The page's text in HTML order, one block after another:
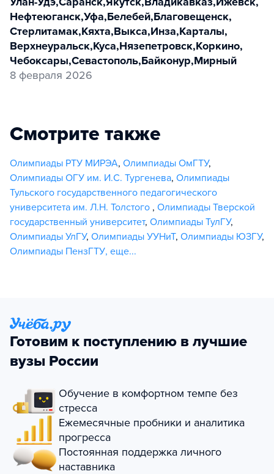
Нефтеюганск,Уфа,Белебей,Благовещенск,
Стерлитамак,Кяхта,Выкса,Инза,Карталы,
Верхнеуральск,Куса,Нязепетровск,Коркино,
Чебоксары,Севастополь,Байконур,Мирный
8 февраля 2026
Смотрите также
Олимпиады РТУ МИРЭА, Олимпиады ОмГТУ,
Олимпиады ОГУ им. И.С. Тургенева, Олимпиады
Тульского государственного педагогического
университета им. Л.Н. Толстого , Олимпиады Тверской
государственный университет, Олимпиады ТулГУ,
Олимпиады УлГУ, Олимпиады УУНиТ, Олимпиады ЮЗГУ,
Олимпиады ПензГТУ, еще...
Готовим к поступлению в лучшие
вузы России
Обучение в комфортном темпе без
стресса
Ежемесячные пробники и аналитика
прогресса
Постоянная поддержка личного
наставника